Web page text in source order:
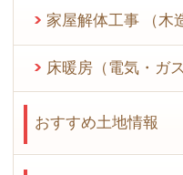
家屋解体工事 （木
床暖房（電気・ガ
おすすめ土地情報